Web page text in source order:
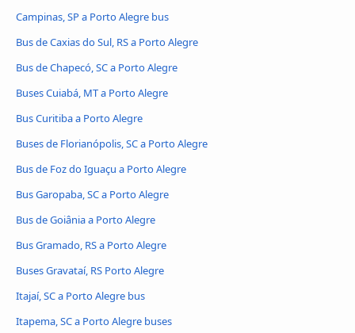
Campinas, SP a Porto Alegre bus
Bus de Caxias do Sul, RS a Porto Alegre
Bus de Chapecó, SC a Porto Alegre
Buses Cuiabá, MT a Porto Alegre
Bus Curitiba a Porto Alegre
Buses de Florianópolis, SC a Porto Alegre
Bus de Foz do Iguaçu a Porto Alegre
Bus Garopaba, SC a Porto Alegre
Bus de Goiânia a Porto Alegre
Bus Gramado, RS a Porto Alegre
Buses Gravataí, RS Porto Alegre
Itajaí, SC a Porto Alegre bus
Itapema, SC a Porto Alegre buses